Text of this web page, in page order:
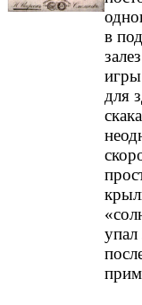
в
игры
для